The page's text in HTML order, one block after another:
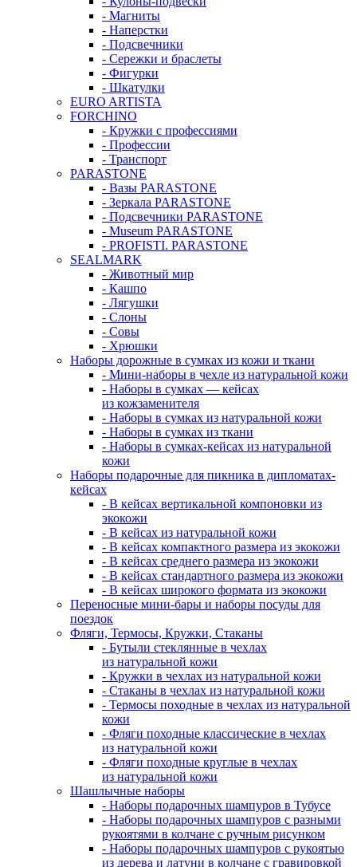
- Магниты
- Наперстки
- Подсвечники
- Сережки и браслеты
- Фигурки
- Шкатулки
EURO ARTISTA
FORCHINO
- Кружки с профессиями
- Профессии
- Транспорт
PARASTONE
- Вазы PARASTONE
- Зеркала PARASTONE
- Подсвечники PARASTONE
- Museum PARASTONE
- PROFISTI. PARASTONE
SEALMARK
- Животный мир
- Кашпо
- Лягушки
- Слоны
- Совы
- Хрюшки
Наборы дорожные в сумках из кожи и ткани
- Мини-наборы в чехле из натуральной кожи
- Наборы в сумках — кейсах
из кожзаменителя
- Наборы в сумках из натуральной кожи
- Наборы в сумках из ткани
- Наборы в сумках-кейсах из натуральной
кожи
Наборы подарочные для пикника в дипломатах-
кейсах
- В кейсах вертикальной компоновки из
экокожи
- В кейсах из натуральной кожи
- В кейсах компактного размера из экокожи
- В кейсах среднего размера из экокожи
- В кейсах стандартного размера из экокожи
- В кейсах широкого формата из экокожи
Переносные мини-бары и наборы посуды для
поездок
Фляги, Термосы, Кружки, Стаканы
- Бутыли стеклянные в чехлах
из натуральной кожи
- Кружки в чехлах из натуральной кожи
- Стаканы в чехлах из натуральной кожи
- Термосы походные в чехлах из натуральной
кожи
- Фляги походные классические в чехлах
из натуральной кожи
- Фляги походные круглые в чехлах
из натуральной кожи
Шашлычные наборы
- Наборы подарочных шампуров в Тубусе
- Наборы подарочных шампуров с разными
рукоятями в колчане с ручным рисунком
- Наборы подарочных шампуров с рукоятью
из дерева и латуни в колчане с гравировкой